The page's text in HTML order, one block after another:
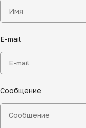
E-mail
Сообщение